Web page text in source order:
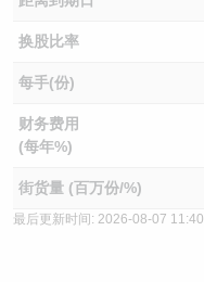
换股比率
每手(份)
财务费用
(每年%)
街货量 (百万份/%)
最后更新时间: 2026-08-07 11:40